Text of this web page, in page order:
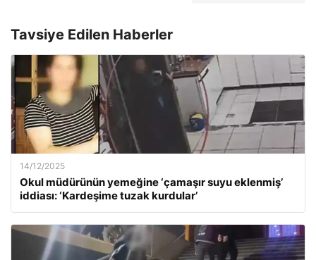
Tavsiye Edilen Haberler
14/12/2025
Okul müdürünün yemeğine ‘çamaşır suyu eklenmiş’
iddiası: ‘Kardeşime tuzak kurdular’